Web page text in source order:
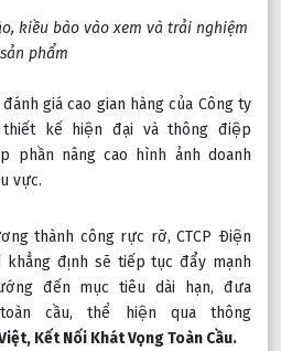
kiều bào vào xem và trải nghiệm
sản phẩm
giá cao gian hàng của Công ty
kế hiện đại và thông điệp
phần nâng cao hình ảnh doanh
vực.
thành công rực rỡ, CTCP Điện
khẳng định sẽ tiếp tục đẩy mạnh
đến mục tiêu dài hạn, đưa
cầu, thể hiện qua thông
Kết Nối Khát Vọng Toàn Cầu.